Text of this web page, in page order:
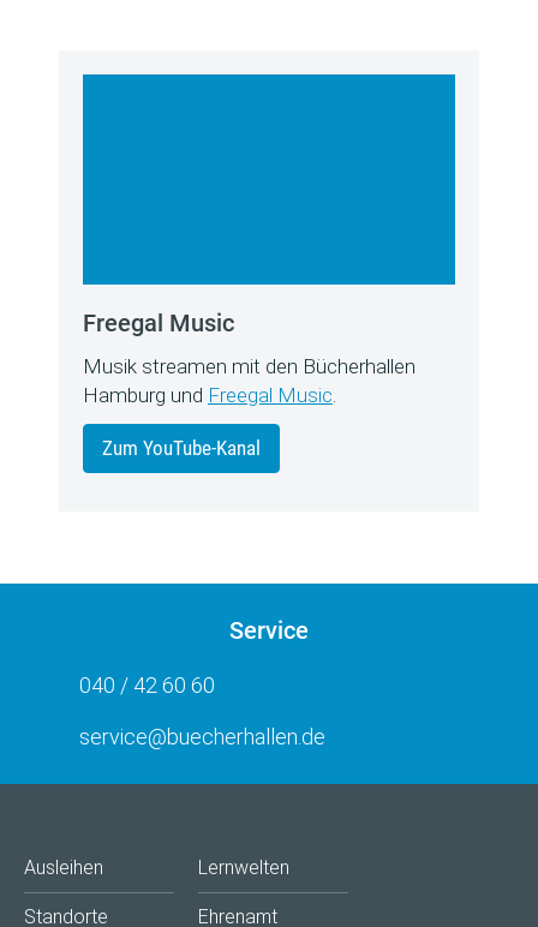
Freegal Music
Musik streamen mit den Bücherhallen
Hamburg und Freegal Music
Zum YouTube-Kanal
Service
040 / 42 60 60
service@buecherhallen.de
Ausleihen
Standorte
Lernwelten
Ehrenamt